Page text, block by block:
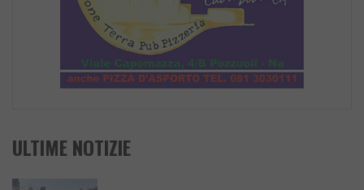
ULTIME NOTIZIE